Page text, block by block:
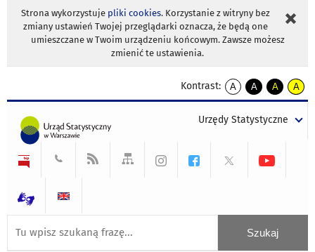
Strona wykorzystuje pliki cookies. Korzystanie z witryny bez
zmiany ustawień Twojej przeglądarki oznacza, że będą one
umieszczane w Twoim urządzeniu końcowym. Zawsze możesz
zmienić te ustawienia.
Kontrast:
A
kontrast
A
kontrast
tekst
czarnym
A
kontrast
tekst
czarnym
A
tekst
żółtym
Urzędy Statystyczne